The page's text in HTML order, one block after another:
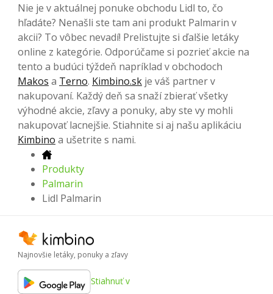
Nie je v aktuálnej ponuke obchodu Lidl to, čo
hľadáte? Nenašli ste tam ani produkt Palmarin v
akcii? To vôbec nevadí! Prelistujte si ďalšie letáky
online z kategórie. Odporúčame si pozrieť akcie na
tento a budúci týždeň napríklad v obchodoch
Makos a Terno. Kimbino.sk je váš partner v
nakupovaní. Každý deň sa snaží zbierať všetky
výhodné akcie, zľavy a ponuky, aby ste vy mohli
nakupovať lacnejšie. Stiahnite si aj našu aplikáciu
Kimbino a ušetrite s nami.
Produkty
Palmarin
Lidl Palmarin
Najnovšie letáky, ponuky a zľavy
Stiahnuť v